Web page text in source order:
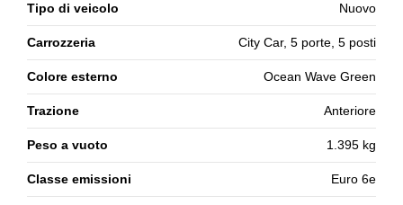
Tipo di veicolo Nuovo
Carrozzeria City Car, 5 porte, 5 posti
Colore esterno Ocean Wave Green
Trazione Anteriore
Peso a vuoto 1.395 kg
Classe emissioni Euro 6e